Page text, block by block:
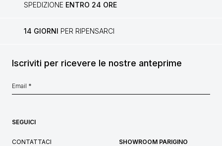
SPEDIZIONE ENTRO 24 ORE
14 GIORNI PER RIPENSARCI
Iscriviti per ricevere le nostre anteprime
SEGUICI
CONTATTACI
SHOWROOM PARIGINO